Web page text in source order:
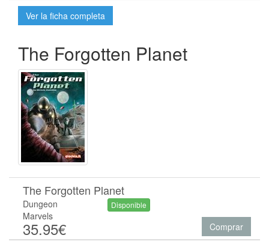
Ver la ficha completa
The Forgotten Planet
The Forgotten Planet
Dungeon
Marvels
35.95€
Disponible
Comprar